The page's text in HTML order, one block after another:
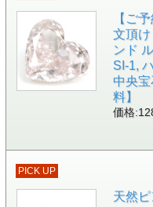
【ご
文頂
ンド
SI-1,
中央
料】
価格
PICK UP
天然